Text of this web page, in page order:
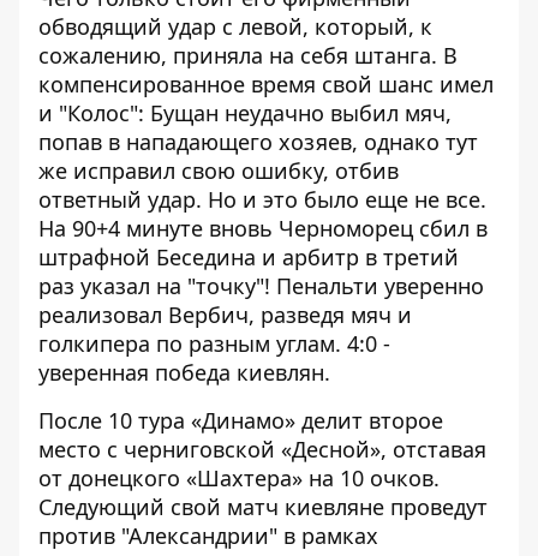
обводящий удар с левой, который, к
сожалению, приняла на себя штанга. В
компенсированное время свой шанс имел
и "Колос": Бущан неудачно выбил мяч,
попав в нападающего хозяев, однако тут
же исправил свою ошибку, отбив
ответный удар. Но и это было еще не все.
На 90+4 минуте вновь Черноморец сбил в
штрафной Беседина и арбитр в третий
раз указал на "точку"! Пенальти уверенно
реализовал Вербич, разведя мяч и
голкипера по разным углам. 4:0 -
уверенная победа киевлян.
После 10 тура «Динамо» делит второе
место с черниговской «Десной», отставая
от донецкого «Шахтера» на 10 очков.
Следующий свой матч киевляне проведут
против "Александрии" в рамках